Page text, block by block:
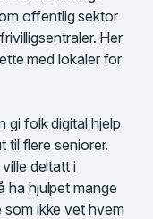
offentlig sektor
Her
med lokaler for
gi folk digital hjelp
til flere seniorer.
deltatt i
ha hjulpet mange
som ikke vet hvem